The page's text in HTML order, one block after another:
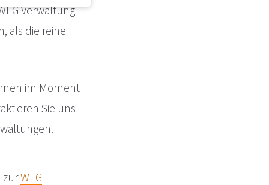
Verwaltung
als die reine
im Moment
Sie uns
zurWEG